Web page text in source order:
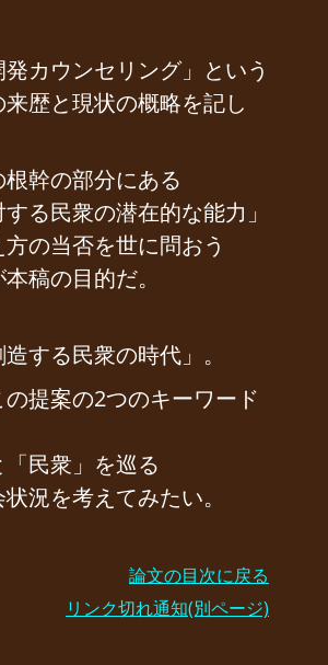
発カウンセリング」という
歴と現状の概略を記し
幹の部分にある
する民衆の潜在的な能力」
の当否を世に問おう
稿の目的だ。
する民衆の時代」。
提案の2つのキーワード
「民衆」を巡る
況を考えてみたい。
論文の目次に戻る
リンク切れ通知(別ページ)